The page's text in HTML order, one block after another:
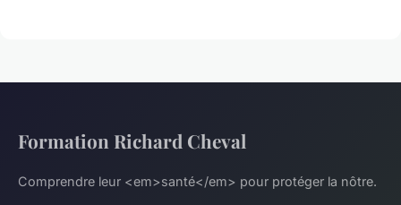
Formation Richard Cheval
Comprendre leur <em>santé</em> pour protéger la nôtre.